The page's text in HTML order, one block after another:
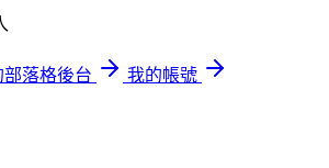
部落格後台
我的帳號